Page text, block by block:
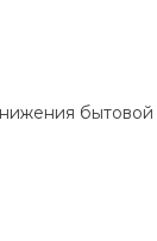
бытовой